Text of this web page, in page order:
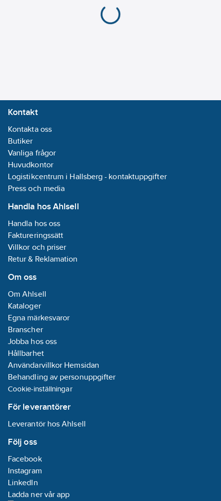
Kontakt
Kontakta oss
Butiker
Vanliga frågor
Huvudkontor
Logistikcentrum i Hallsberg - kontaktuppgifter
Press och media
Handla hos Ahlsell
Handla hos oss
Faktureringssätt
Villkor och priser
Retur & Reklamation
Om oss
Om Ahlsell
Kataloger
Egna märkesvaror
Branscher
Jobba hos oss
Hållbarhet
Användarvillkor Hemsidan
Behandling av personuppgifter
Cookie-inställningar
För leverantörer
Leverantör hos Ahlsell
Följ oss
Facebook
Instagram
LinkedIn
Ladda ner vår app